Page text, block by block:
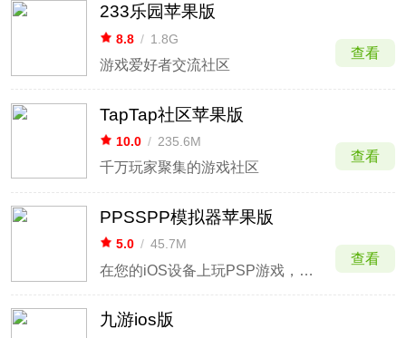
233乐园苹果版
8.8 / 1.8G
游戏爱好者交流社区
查看
TapTap社区苹果版
10.0 / 235.6M
千万玩家聚集的游戏社区
查看
PPSSPP模拟器苹果版
5.0 / 45.7M
在您的iOS设备上玩PSP游戏，高清晰度和额外的功能
查看
九游ios版